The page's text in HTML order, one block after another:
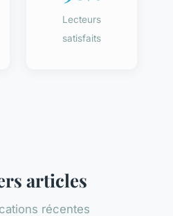
Lecteurs
satisfaits
articles
récentes